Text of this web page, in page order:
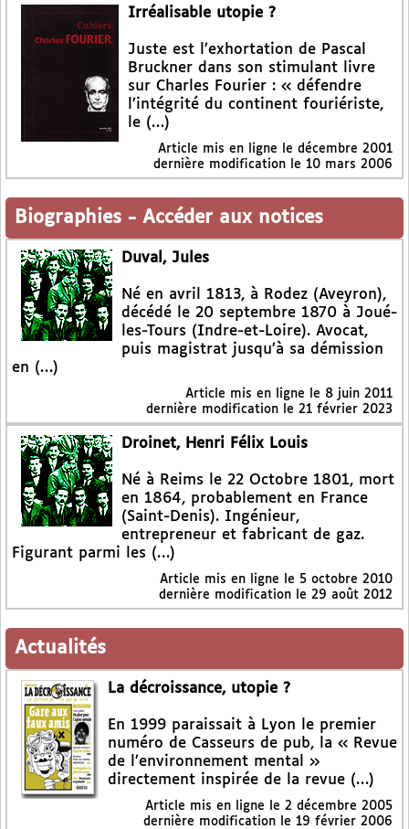
Irréalisable utopie ?
Juste est l’exhortation de Pascal
Bruckner dans son stimulant livre
sur Charles Fourier : « défendre
l’intégrité du continent fouriériste,
le (…)
Article mis en ligne le décembre 2001
dernière modification le 10 mars 2006
Biographies - Accéder aux notices
Duval, Jules
Né en avril 1813, à Rodez (Aveyron),
décédé le 20 septembre 1870 à Joué-
les-Tours (Indre-et-Loire). Avocat,
puis magistrat jusqu’à sa démission
en (…)
Article mis en ligne le 8 juin 2011
dernière modification le 21 février 2023
Droinet, Henri Félix Louis
Né à Reims le 22 Octobre 1801, mort
en 1864, probablement en France
(Saint-Denis). Ingénieur,
entrepreneur et fabricant de gaz.
Figurant parmi les (…)
Article mis en ligne le 5 octobre 2010
dernière modification le 29 août 2012
Actualités
La décroissance, utopie ?
En 1999 paraissait à Lyon le premier
numéro de Casseurs de pub, la « Revue
de l’environnement mental »
directement inspirée de la revue (…)
Article mis en ligne le 2 décembre 2005
dernière modification le 19 février 2006